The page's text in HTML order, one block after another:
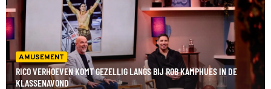
AMUSEMENT
RICO VERHOEVEN KOMT GEZELLIG LANGS BIJ ROB KAMPHUES IN DE
KLASSENAVOND